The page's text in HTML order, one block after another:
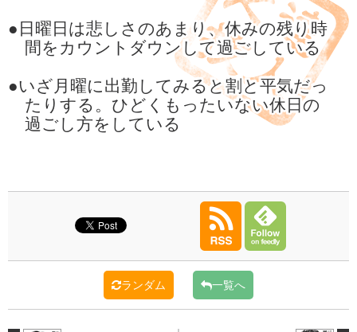
●日曜日は悲しさのあまり、休みの残り時
間をカウントダウンして過ごしている
●いざ月曜に出勤してみると割と平気だっ
たりする。ひどくもったいない休日の
過ごし方をしている
ランダム 一覧へ